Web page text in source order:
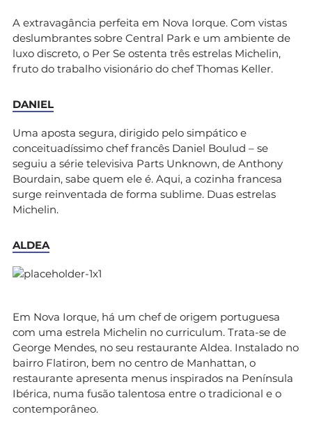
A extravagância perfeita em Nova Iorque. Com vistas
deslumbrantes sobre Central Park e um ambiente de
luxo discreto, o Per Se ostenta três estrelas Michelin,
fruto do trabalho visionário do chef Thomas Keller.
DANIEL
Uma aposta segura, dirigido pelo simpático e
conceituadíssimo chef francês Daniel Boulud – se
seguiu a série televisiva Parts Unknown, de Anthony
Bourdain, sabe quem ele é. Aqui, a cozinha francesa
surge reinventada de forma sublime. Duas estrelas
Michelin.
ALDEA
Em Nova Iorque, há um chef de origem portuguesa
com uma estrela Michelin no curriculum. Trata-se de
George Mendes, no seu restaurante Aldea. Instalado no
bairro Flatiron, bem no centro de Manhattan, o
restaurante apresenta menus inspirados na Península
Ibérica, numa fusão talentosa entre o tradicional e o
contemporâneo.